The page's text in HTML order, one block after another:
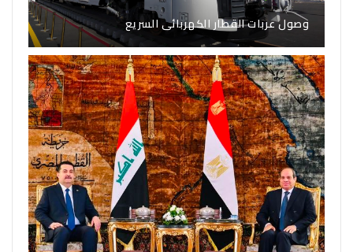
وصول عربات القطار الكهربائى السريع